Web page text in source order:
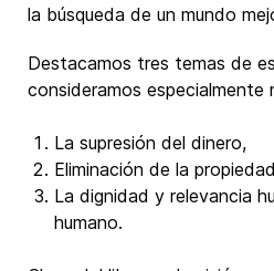
la búsqueda de un mundo
Destacamos tres temas de
consideramos especialmente
La supresión del dinero,
Eliminación de la
La dignidad y relevancia
humano.